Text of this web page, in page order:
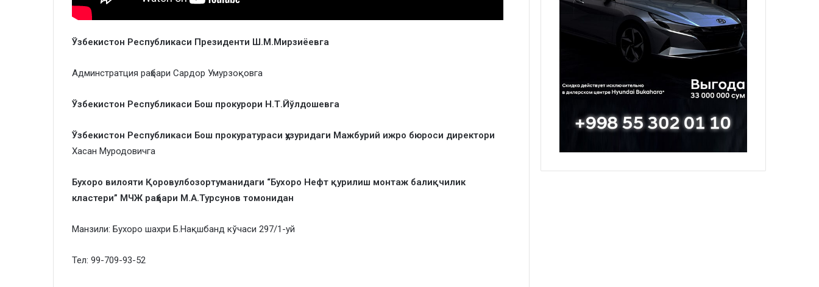
Ўзбекистон Республикаси Президенти Ш.М.Мирзиёевга
Админстратция раҳбари Сардор Умурзоқовга
Ўзбекистон Республикаси Бош прокурори Н.Т.Йўлдошевга
Ўзбекистон Республикаси Бош прокуратураси ҳузуридаги Мажбурий ижро бюроси директори
Хасан Муродовичга
Бухоро вилояти Қоровулбозортуманидаги “Бухоро Нефт қурилиш монтаж балиқчилик
кластери” МЧЖ раҳбари М.А.Турсунов томонидан
Манзили: Бухоро шахри Б.Нақшбанд кўчаси 297/1-уй
Тел: 99-709-93-52